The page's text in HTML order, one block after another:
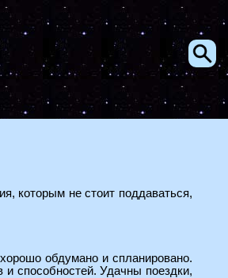
которым не стоит поддаваться,
обдумано и спланировано.
способностей. Удачны поездки,